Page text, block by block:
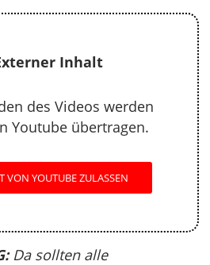
Inhalt
des Videos werden
Youtube übertragen.
VON YOUTUBE ZULASSEN
Da sollten alle